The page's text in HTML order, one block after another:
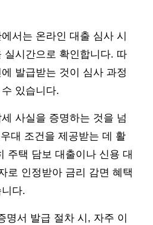
서는 온라인 대출 심사 시
실시간으로 확인합니다. 따
발급받는 것이 심사 과정
있습니다.
사실을 증명하는 것을 넘
대 조건을 제공받는 데 활
주택 담보 대출이나 신용 대
로 인정받아 금리 감면 혜택
다.
명서 발급 절차 시, 자주 이